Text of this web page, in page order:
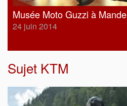
Musée Moto Guzzi à
24 juin 2014
Sujet KTM